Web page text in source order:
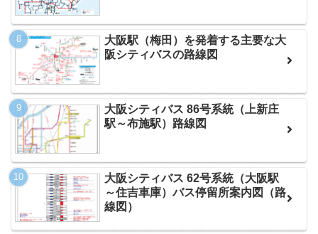
大阪駅（梅田）を発着する主要な大
阪シティバスの路線図
大阪シティバス 86号系統（上新庄
駅～布施駅）路線図
大阪シティバス 62号系統（大阪駅
～住吉車庫）バス停留所案内図（路
線図）